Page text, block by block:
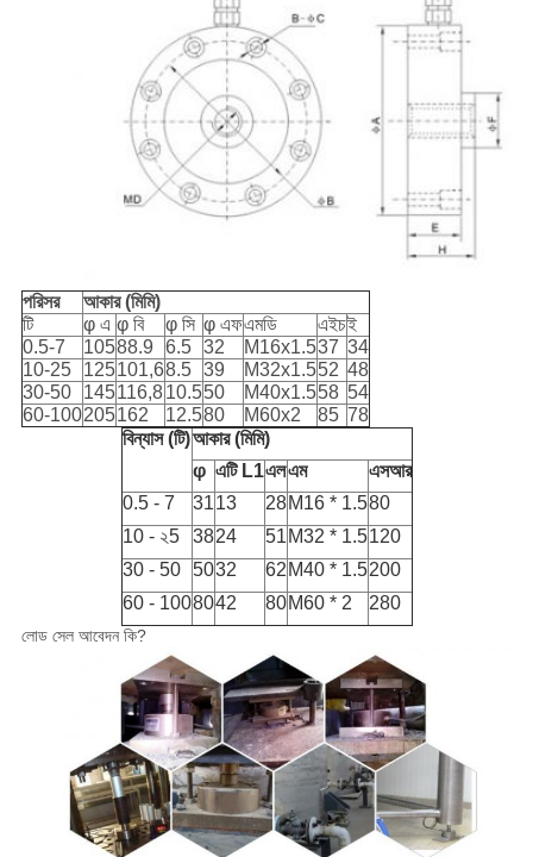
পরিসর
আকার (মিমি)
টি
φ এ φ বি φ সি φ এফএমডি এইচই
0.5-7
10588.9 6.5 32 M16x1.537 34
10-25
125101,68.5 39 M32x1.552 48
30-50
145116,810.550 M40x1.558 54
60-100205162 12.580 M60x2 85 78
বিন্যাস (টি)আকার (মিমি)
φ এটি L1এলএম
এসআর
0.5 - 7 3113 28 M16 * 1.580
10 - ২5 3824 51 M32 * 1.5120
30 - 50 5032 62 M40 * 1.5200
60 - 1008042 80 M60 * 2 280
লোড সেল আবেদন কি?